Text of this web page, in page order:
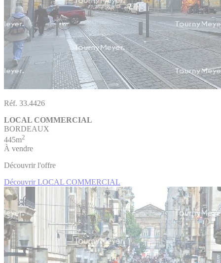
Réf. 33.4426
LOCAL COMMERCIAL
BORDEAUX
445m2
À vendre
Découvrir l'offre
Découvrir LOCAL COMMERCIAL